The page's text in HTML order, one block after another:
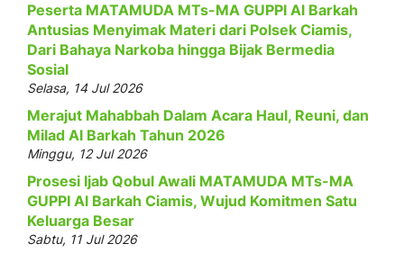
Peserta MATAMUDA MTs-MA GUPPI Al Barkah
Antusias Menyimak Materi dari Polsek Ciamis,
Dari Bahaya Narkoba hingga Bijak Bermedia
Sosial
Selasa, 14 Jul 2026
Merajut Mahabbah Dalam Acara Haul, Reuni, dan
Milad Al Barkah Tahun 2026
Minggu, 12 Jul 2026
Prosesi Ijab Qobul Awali MATAMUDA MTs-MA
GUPPI Al Barkah Ciamis, Wujud Komitmen Satu
Keluarga Besar
Sabtu, 11 Jul 2026